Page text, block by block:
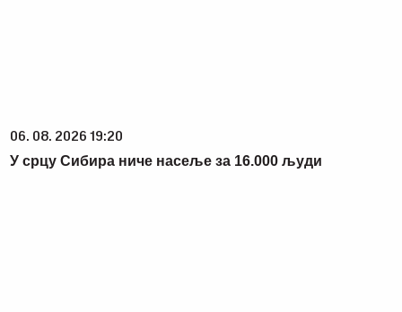
06. 08. 2026 19:20
У срцу Сибира ниче насеље за 16.000 људи